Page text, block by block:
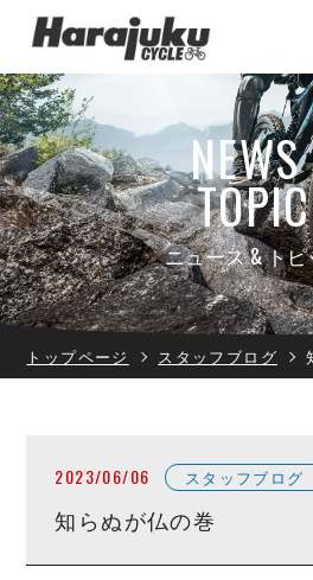
ニュース & ト
トップページ スタッフブログ
2023/06/06 スタッフブログ
知らぬが仏の巻